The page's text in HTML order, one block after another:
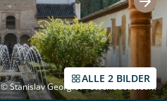
ALLE 2 BILDER
© Stanislav Georgiev - stock.adobe.com